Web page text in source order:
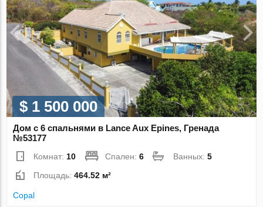
$ 1 500 000
Дом с 6 спальнями в Lance Aux Epines, Гренада
№53177
Комнат:10 Спален:6 Ванных:5
Площадь:464.52 м²
Copal